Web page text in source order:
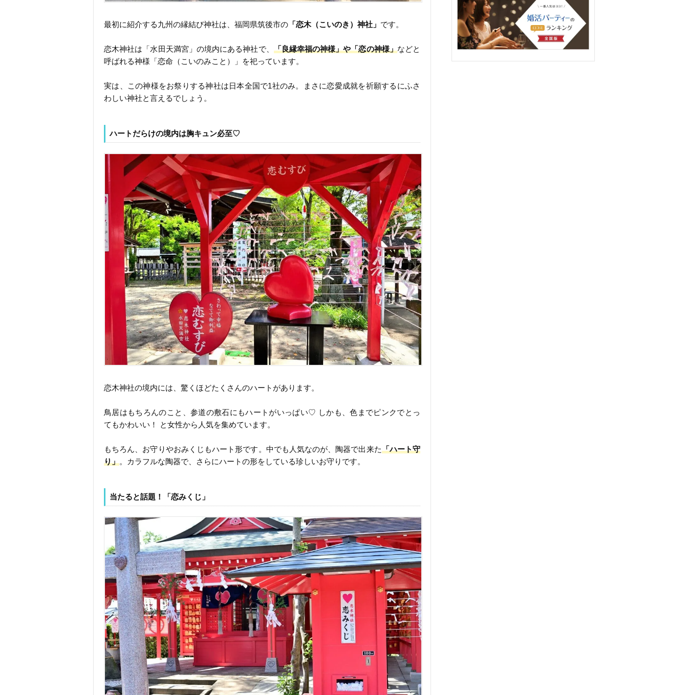
最初に紹介する九州の縁結び神社は、福岡県筑後市の 「恋木（こいのき）神社」 です。
恋木神社は「水田天満宮」の境内にある神社で、 「良縁幸福の神様」や「恋の神様」などと
呼ばれる神様「恋命（こいのみこと）」を祀っています。
実は、この神様をお祭りする神社は日本全国で1社のみ。まさに恋愛成就を祈願するにふさ
わしい神社と言えるでしょう。
ハートだらけの境内は胸キュン必至♡
恋木神社の境内には、驚くほどたくさんのハートがあります。
鳥居はもちろんのこと、参道の敷石にもハートがいっぱい♡ しかも、色までピンクでとっ
てもかわいい！ と女性から人気を集めています。
もちろん、お守りやおみくじもハート形です。中でも人気なのが、陶器で出来た「ハート守
り」。カラフルな陶器で、さらにハートの形をしている珍しいお守りです。
当たると話題！「恋みくじ」